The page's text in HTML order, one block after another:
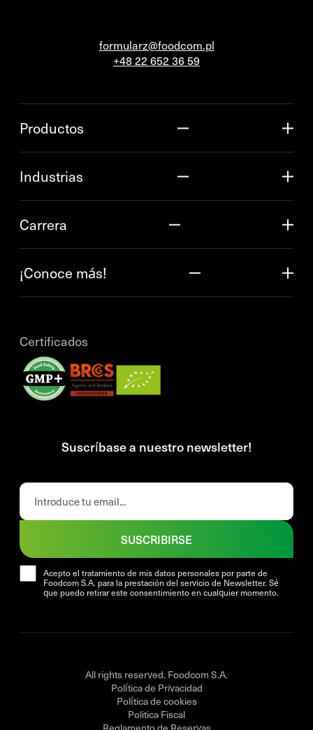
formularz@foodcom.pl
+48 22 652 36 59
Productos
Industrias
Carrera
¡Conoce más!
Certificados
Suscríbase a nuestro newsletter!
Acepto el tratamiento de mis datos personales por parte de
Foodcom S.A. para la prestación del servicio de Newsletter. Sé
que puedo retirar este consentimiento en cualquier momento.
SUSCRIBIRSE
All rights reserved. Foodcom S.A.
Política de Privacidad
Política de cookies
Politica Fiscal